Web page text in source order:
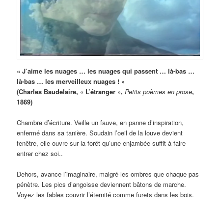
« J’aime les nuages … les nuages qui passent … là-bas …
là-bas … les merveilleux nuages ! »
(Charles Baudelaire, « L’étranger »,Petits poèmes en prose,
1869)
Chambre d’écriture. Veille un fauve, en panne d’inspiration,
enfermé dans sa tanière. Soudain l’oeil de la louve devient
fenêtre, elle ouvre sur la forêt qu’une enjambée suffit à faire
entrer chez soi..
Dehors, avance l’imaginaire, malgré les ombres que chaque pas
pénètre. Les pics d’angoisse deviennent bâtons de marche.
Voyez les fables couvrir l’éternité comme furets dans les bois.